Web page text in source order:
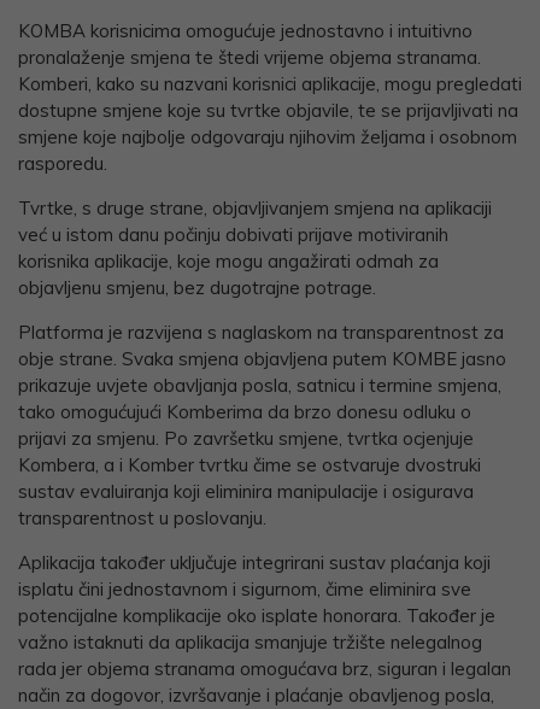
KOMBA korisnicima omogućuje jednostavno i intuitivno
pronalaženje smjena te štedi vrijeme objema stranama.
Komberi, kako su nazvani korisnici aplikacije, mogu pregledati
dostupne smjene koje su tvrtke objavile, te se prijavljivati na
smjene koje najbolje odgovaraju njihovim željama i osobnom
rasporedu.
Tvrtke, s druge strane, objavljivanjem smjena na aplikaciji
već u istom danu počinju dobivati prijave motiviranih
korisnika aplikacije, koje mogu angažirati odmah za
objavljenu smjenu, bez dugotrajne potrage.
Platforma je razvijena s naglaskom na transparentnost za
obje strane. Svaka smjena objavljena putem KOMBE jasno
prikazuje uvjete obavljanja posla, satnicu i termine smjena,
tako omogućujući Komberima da brzo donesu odluku o
prijavi za smjenu. Po završetku smjene, tvrtka ocjenjuje
Kombera, a i Komber tvrtku čime se ostvaruje dvostruki
sustav evaluiranja koji eliminira manipulacije i osigurava
transparentnost u poslovanju.
Aplikacija također uključuje integrirani sustav plaćanja koji
isplatu čini jednostavnom i sigurnom, čime eliminira sve
potencijalne komplikacije oko isplate honorara. Također je
važno istaknuti da aplikacija smanjuje tržište nelegalnog
rada jer objema stranama omogućava brz, siguran i legalan
način za dogovor, izvršavanje i plaćanje obavljenog posla,